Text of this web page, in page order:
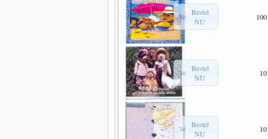
Bestel
NU
100
Bestel
NU
10
Bestel
NU
10